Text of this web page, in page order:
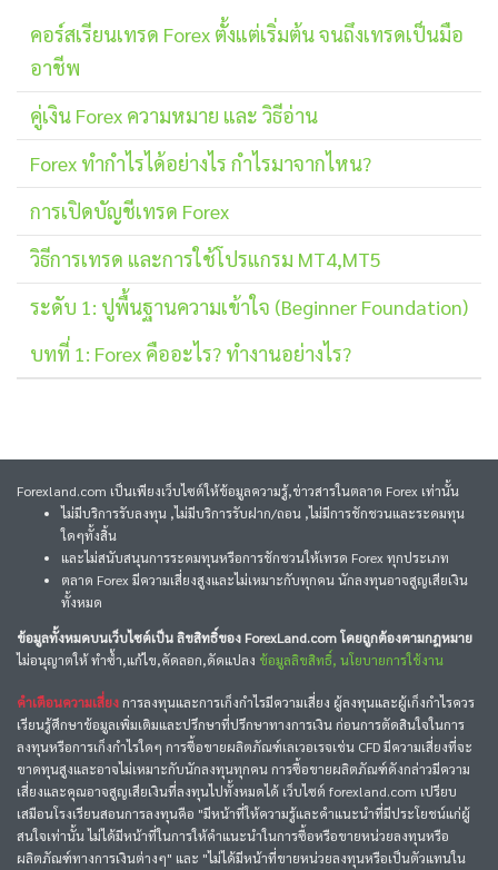
คอร์สเรียนเทรด Forex ตั้งแต่เริ่มต้น จนถึงเทรดเป็นมือ
อาชีพ
คู่เงิน Forex ความหมาย และ วิธีอ่าน
Forex ทำกำไรได้อย่างไร กำไรมาจากไหน?
การเปิดบัญชีเทรด Forex
วิธีการเทรด และการใช้โปรแกรม MT4,MT5
ระดับ 1: ปูพื้นฐานความเข้าใจ (Beginner Foundation)
บทที่ 1: Forex คืออะไร? ทำงานอย่างไร?
Forexland.com เป็นเพียงเว็บไซต์ให้ข้อมูลความรู้,ข่าวสารในตลาด Forex เท่านั้น
ไม่มีบริการรับลงทุน ,ไม่มีบริการรับฝาก/ถอน ,ไม่มีการชักชวนและระดมทุน
ใดๆทั้งสิ้น
และไม่สนับสนุนการระดมทุนหรือการชักชวนให้เทรด Forex ทุกประเภท
ตลาด Forex มีความเสี่ยงสูงและไม่เหมาะกับทุกคน นักลงทุนอาจสูญเสียเงิน
ทั้งหมด
ข้อมูลทั้งหมดบนเว็บไซต์เป็น ลิขสิทธิ์ของ ForexLand.com โดยถูกต้องตามกฎหมาย
ไม่อนุญาตให้ ทำซ้ำ,แก้ไข,คัดลอก,ดัดแปลง ข้อมูลลิขสิทธิ์, นโยบายการใช้งาน
คำเตือนความเสี่ยงการลงทุนและการเก็งกำไรมีความเสี่ยง ผู้ลงทุนและผู้เก็งกำไรควร
เรียนรู้ศึกษาข้อมูลเพิ่มเติมและปรึกษาที่ปรึกษาทางการเงิน ก่อนการตัดสินใจในการ
ลงทุนหรือการเก็งกำไรใดๆ การซื้อขายผลิตภัณฑ์เลเวอเรจเช่น CFD มีความเสี่ยงที่จะ
ขาดทุนสูงและอาจไม่เหมาะกับนักลงทุนทุกคน การซื้อขายผลิตภัณฑ์ดังกล่าวมีความ
เสี่ยงและคุณอาจสูญเสียเงินที่ลงทุนไปทั้งหมดได้ เว็บไซต์ forexland.com เปรียบ
เสมือนโรงเรียนสอนการลงทุนคือ "มีหน้าที่ให้ความรู้และคำแนะนำที่มีประโยชน์แก่ผู้
สนใจเท่านั้น ไม่ได้มีหน้าที่ในการให้คำแนะนำในการซื้อหรือขายหน่วยลงทุนหรือ
ผลิตภัณฑ์ทางการเงินต่างๆ" และ "ไม่ได้มีหน้าที่ขายหน่วยลงทุนหรือเป็นตัวแทนใน